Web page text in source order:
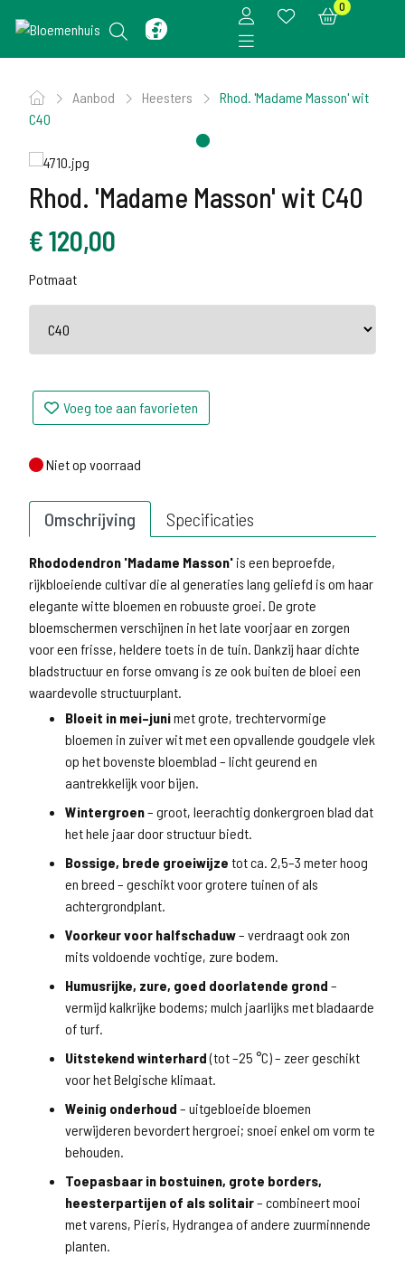
0
Aanbod Heesters
Rhod. 'Madame Masson' wit
C40
Rhod. 'Madame Masson' wit C40
€120,00
Potmaat
Voeg toe aan favorieten
Niet op voorraad
Niet op voorraad
Omschrijving Specificaties
Rhododendron 'Madame Masson' is een beproefde,
rijkbloeiende cultivar die al generaties lang geliefd is om haar
elegante witte bloemen en robuuste groei. De grote
bloemschermen verschijnen in het late voorjaar en zorgen
voor een frisse, heldere toets in de tuin. Dankzij haar dichte
bladstructuur en forse omvang is ze ook buiten de bloei een
waardevolle structuurplant.
Bloeit in mei–junimet grote, trechtervormige
bloemen in zuiver wit met een opvallende goudgele vlek
op het bovenste bloemblad – licht geurend en
aantrekkelijk voor bijen.
Wintergroen– groot, leerachtig donkergroen blad dat
het hele jaar door structuur biedt.
Bossige, brede groeiwijze tot ca. 2,5–3 meter hoog
en breed – geschikt voor grotere tuinen of als
achtergrondplant.
Voorkeur voor halfschaduw– verdraagt ook zon
mits voldoende vochtige, zure bodem.
Humusrijke, zure, goed doorlatende grond –
vermijd kalkrijke bodems; mulch jaarlijks met bladaarde
of turf.
Uitstekend winterhard(tot –25 °C) – zeer geschikt
voor het Belgische klimaat.
Weinig onderhoud – uitgebloeide bloemen
verwijderen bevordert hergroei; snoei enkel om vorm te
behouden.
Toepasbaar in bostuinen, grote borders,
heesterpartijen of als solitair– combineert mooi
met varens, Pieris, Hydrangea of andere zuurminnende
planten.